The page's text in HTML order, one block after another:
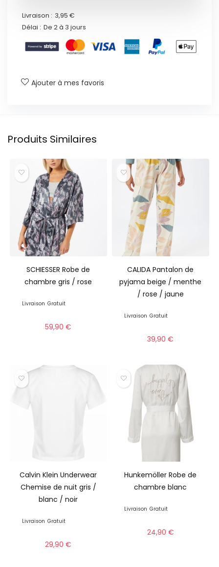
Livraison : 3,95 €
Délai : De 2 à 3 jours
Ajouter à mes favoris
Produits Similaires
SCHIESSER Robe de
chambre gris / rose
Livraison Gratuit
59,90€
CALIDA Pantalon de
pyjama beige / menthe
/ rose / jaune
Livraison Gratuit
39,90€
Calvin Klein Underwear
Chemise de nuit gris /
blanc / noir
Livraison Gratuit
29,90€
Hunkemöller Robe de
chambre blanc
Livraison Gratuit
24,90 €